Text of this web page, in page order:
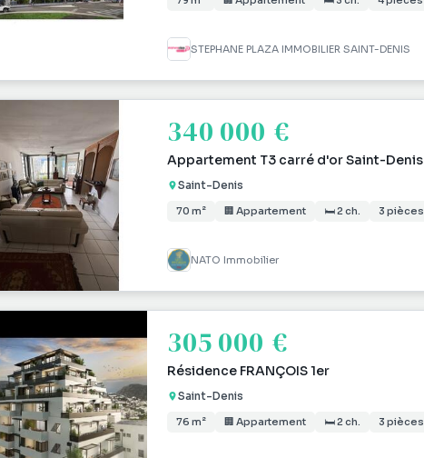
STEPHANE PLAZA IMMOBILIER SAINT-DENIS
340 000 €
Appartement T3 carré d'or Saint-Denis
Saint-Denis
70 m² 🏢 Appartement 🛏 2 ch. 3 pièces
NATO Immobilier
305 000 €
Résidence FRANÇOIS 1er
Saint-Denis
76 m² 🏢 Appartement 🛏 2 ch. 3 pièces